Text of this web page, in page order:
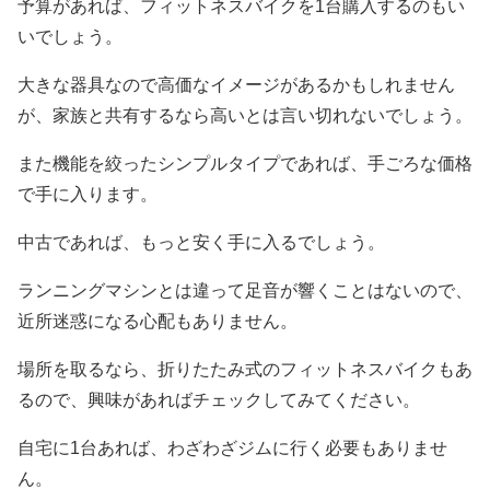
予算があれば、フィットネスバイクを1台購入するのもい
いでしょう。
大きな器具なので高価なイメージがあるかもしれません
が、家族と共有するなら高いとは言い切れないでしょう。
また機能を絞ったシンプルタイプであれば、手ごろな価格
で手に入ります。
中古であれば、もっと安く手に入るでしょう。
ランニングマシンとは違って足音が響くことはないので、
近所迷惑になる心配もありません。
場所を取るなら、折りたたみ式のフィットネスバイクもあ
るので、興味があればチェックしてみてください。
自宅に1台あれば、わざわざジムに行く必要もありませ
ん。